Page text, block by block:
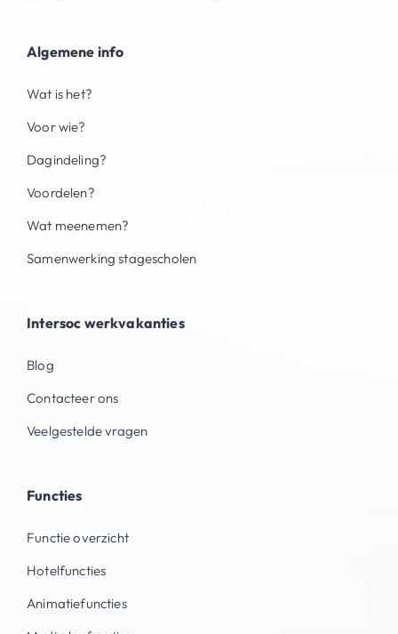
Algemene info
Wat is het?
Voor wie?
Dagindeling?
Voordelen?
Wat meenemen?
Samenwerking stagescholen
Intersoc werkvakanties
Blog
Contacteer ons
Veelgestelde vragen
Functies
Functie overzicht
Hotelfuncties
Animatiefuncties